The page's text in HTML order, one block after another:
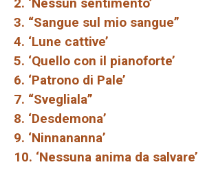
2. ‘Nessun sentimento’
3. “Sangue sul mio sangue”
4. ‘Lune cattive’
5. ‘Quello con il pianoforte’
6. ‘Patrono di Pale’
7. “Svegliala”
8. ‘Desdemona’
9. ‘Ninnananna’
10. ‘Nessuna anima da salvare’